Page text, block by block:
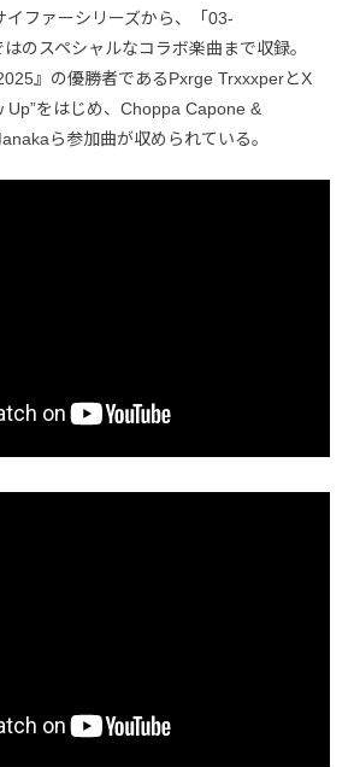
ファーシリーズから、「03-
のスペシャルなコラボ楽曲まで収録。
』の優勝者であるPxrge TrxxxperとX
Up”をはじめ、Choppa Capone &
ら参加曲が収められている。